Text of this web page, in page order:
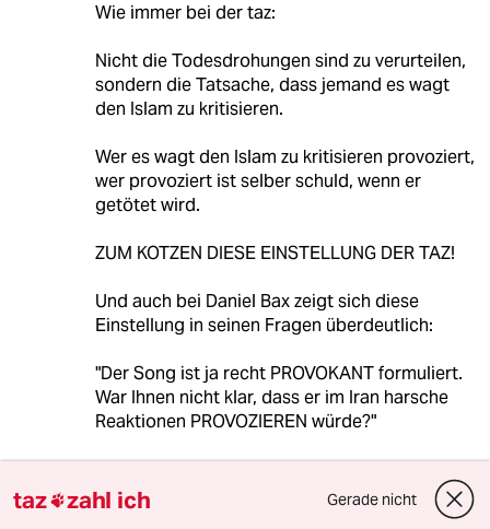
Wie immer bei der taz:
Nicht die Todesdrohungen sind zu verurteilen,
sondern die Tatsache, dass jemand es wagt
den Islam zu kritisieren.
Wer es wagt den Islam zu kritisieren provoziert,
wer provoziert ist selber schuld, wenn er
getötet wird.
ZUM KOTZEN DIESE EINSTELLUNG DER TAZ!
Und auch bei Daniel Bax zeigt sich diese
Einstellung in seinen Fragen überdeutlich:
"Der Song ist ja recht PROVOKANT formuliert.
War Ihnen nicht klar, dass er im Iran harsche
Reaktionen PROVOZIEREN würde?"
illustriert, ist PROVOKANT: (...)"
taz zahl ich Gerade nicht